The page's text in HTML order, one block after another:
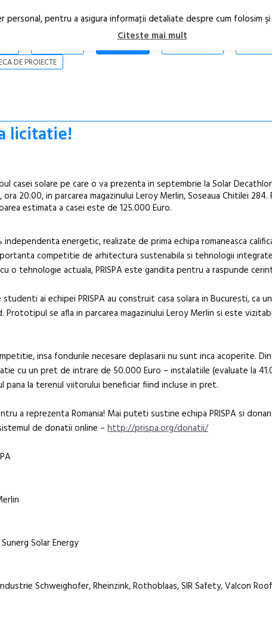
STIRI
DE PROIECTE
licitatie!
casei solare pe care o va prezenta in septembrie la Solar
20:00, in parcarea magazinului Leroy Merlin, Soseaua Chitilei
estimata a casei este de 125.000 Euro.
independenta energetic, realizate de prima echipa romaneasca
competitie de arhitectura sustenabila si tehnologii
o tehnologie actuala, PRISPA este gandita pentru a raspunde
ai echipei PRISPA au construit casa solara in Bucuresti, ca
Prototipul se afla in parcarea magazinului Leroy Merlin si este
insa fondurile necesare deplasarii nu sunt inca acoperite.
cu un pret de intrare de 50.000 Euro – instalatiile (evaluate la
la terenul viitorului beneficiar fiind incluse in pret.
a reprezenta Romania! Mai puteti sustine echipa PRISPA si
de donatii online – http://prispa.org/donatii/
Solar Energy
Schweighofer, Rheinzink, Rothoblaas, SIR Safety, Valcon
ediție
pentru a asigura informaţii detaliate despre cum folosim
Citeste mai mult